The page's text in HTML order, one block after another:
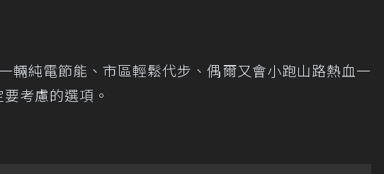
輛純電節能、市區輕鬆代步、偶爾又會小跑山路熱血一
考慮的選項。